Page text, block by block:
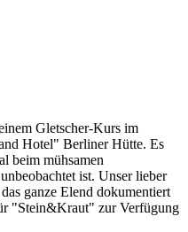
Gletscher-Kurs im
Hotel" Berliner Hütte. Es
beim mühsamen
ist. Unser lieber
ganze Elend dokumentiert
"Stein&Kraut" zur Verfügung